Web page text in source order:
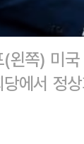
왼쪽) 미
당에서 정